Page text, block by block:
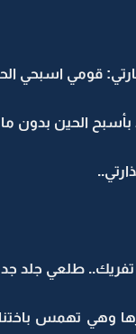
قومي اسبحي
الحين بدون
طلعي جلد
تهمس باختناق